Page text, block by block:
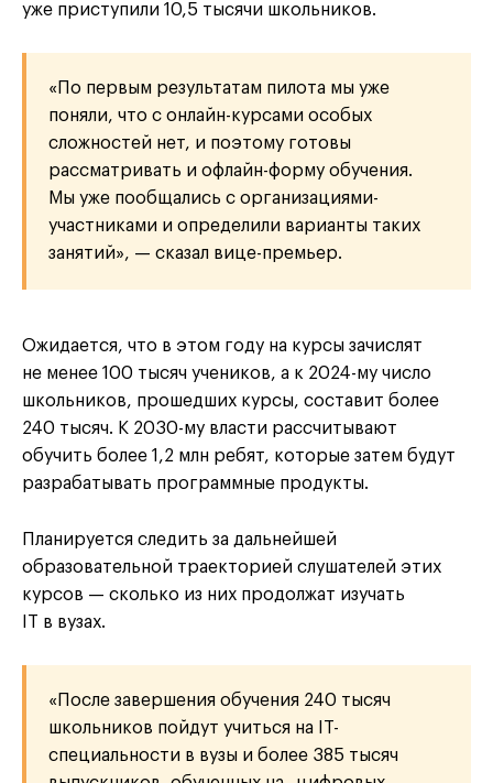
уже приступили 10,5 тысячи школьников.
«По первым результатам пилота мы уже
поняли, что с онлайн-курсами особых
сложностей нет, и поэтому готовы
рассматривать и офлайн-форму обучения.
Мы уже пообщались с организациями-
участниками и определили варианты таких
занятий», — сказал вице-премьер.
Ожидается, что в этом году на курсы зачислят
не менее 100 тысяч учеников, а к 2024-му число
школьников, прошедших курсы, составит более
240 тысяч. К 2030-му власти рассчитывают
обучить более 1,2 млн ребят, которые затем будут
разрабатывать программные продукты.
Планируется следить за дальнейшей
образовательной траекторией слушателей этих
курсов — сколько из них продолжат изучать
IT в вузах.
«После завершения обучения 240 тысяч
школьников пойдут учиться на IT-
специальности в вузы и более 385 тысяч